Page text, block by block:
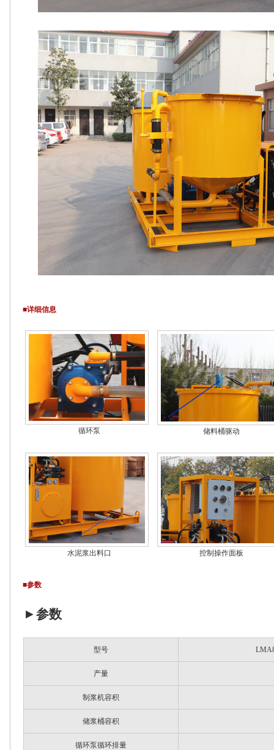
■详细信息
循环泵 储料桶驱动
水泥浆出料口 控制操作面板
■参数
►参数
型号
产量
制浆机容积
储浆桶容积
循环泵循环排量